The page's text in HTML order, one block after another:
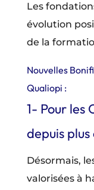
Les
évolution
de la
Nouvelles
Qualiopi :
1- Pour les
depuis plus
Désormais,
valorisées à